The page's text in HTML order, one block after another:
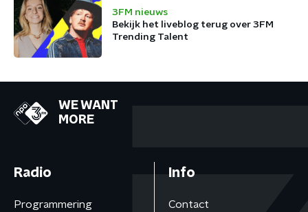
3FM nieuws
Bekijk het liveblog terug over 3FM
Trending Talent
WE WANT
MORE
Radio
Programmering
Info
Contact